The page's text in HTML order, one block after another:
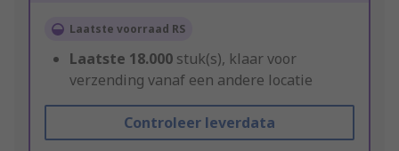
Laatste voorraad RS
Laatste 18.000 stuk(s), klaar voor
verzending vanaf een andere locatie
Controleer leverdata